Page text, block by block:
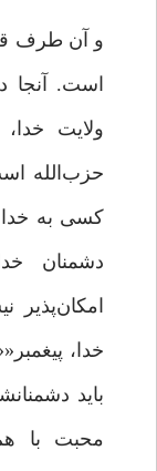
و آن طرف
است. آنجا
ولایت
حزب‌الله
کسى به خدا
دشمنان
خدا،
باید
محبت با